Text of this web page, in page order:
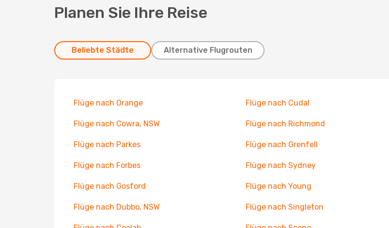
Planen Sie Ihre Reise
Beliebte Städte Alternative Flugrouten
Flüge nach Orange Flüge nach Cudal
Flüge nach Cowra, NSW Flüge nach Richmond
Flüge nach Parkes Flüge nach Grenfell
Flüge nach Forbes Flüge nach Sydney
Flüge nach Gosford Flüge nach Young
Flüge nach Dubbo, NSW Flüge nach Singleton